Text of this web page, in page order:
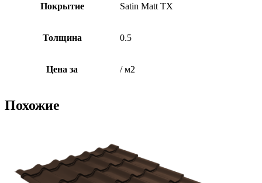
Покрытие Satin Matt TX
Толщина 0.5
Цена за / м2
Похожие